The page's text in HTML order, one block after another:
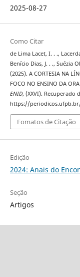
2025-08-27
Como Citar
de Lima Lacet, I. . .,
Benício Dias, J. . ., Suézia
(2025). A CORTESIA NA
FOCO NO ENSINO DA
ENID, (XXVI). Recuperado
https://
Fomatos de Citação
Edição
2024: Anais do
Seção
Artigos